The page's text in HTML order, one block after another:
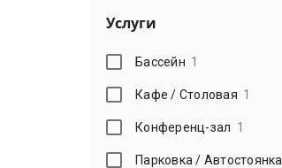
Услуги
Бассейн 1
Кафе / Столовая 1
Конференц-зал 1
Парковка / Автостоянка